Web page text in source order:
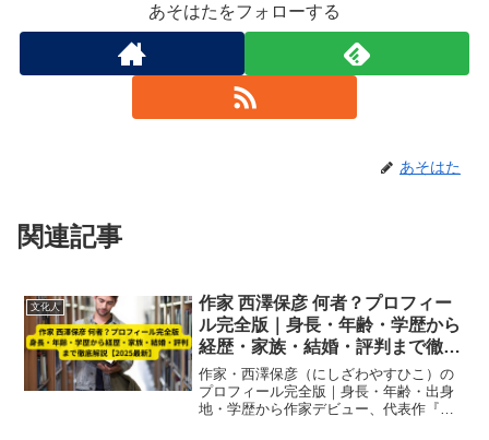
あそはたをフォローする
あそはた
関連記事
文化人
作家 西澤保彦 何者？プロフィー
ル完全版｜身長・年齢・学歴から
経歴・家族・結婚・評判まで徹底
解説【2025最新】
作家・西澤保彦（にしざわやすひこ）の
プロフィール完全版｜身長・年齢・出身
地・学歴から作家デビュー、代表作『七